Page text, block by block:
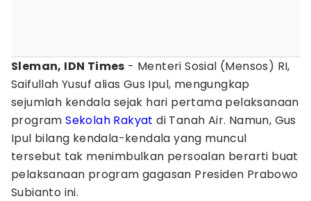
Sleman, IDN Times - Menteri Sosial (Mensos) RI,
Saifullah Yusuf alias Gus Ipul, mengungkap
sejumlah kendala sejak hari pertama pelaksanaan
programSekolah Rakyat di Tanah Air. Namun, Gus
Ipul bilang kendala-kendala yang muncul
tersebut tak menimbulkan persoalan berarti buat
pelaksanaan program gagasan Presiden Prabowo
Subianto ini.